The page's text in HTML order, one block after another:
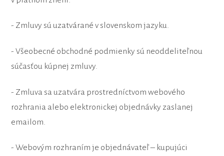
- Zmluvy sú uzatvárané v slovenskom jazyku.
- Všeobecné obchodné podmienky sú neoddeliteľnou
súčasťou kúpnej zmluvy.
- Zmluva sa uzatvára prostredníctvom webového
rozhrania alebo elektronickej objednávky zaslanej
emailom.
- Webovým rozhraním je objednávateľ – kupujúci